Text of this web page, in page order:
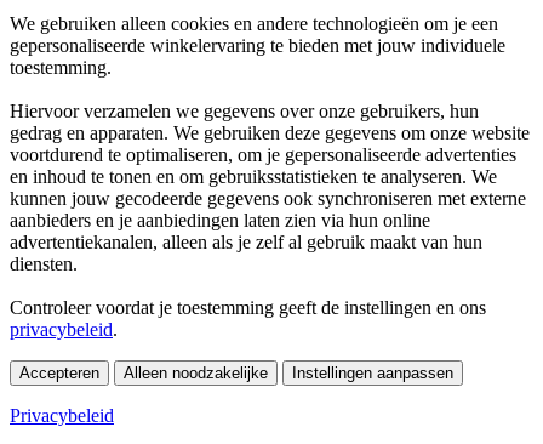
We gebruiken alleen cookies en andere technologieën om je een
gepersonaliseerde winkelervaring te bieden met jouw individuele
toestemming.
Hiervoor verzamelen we gegevens over onze gebruikers, hun
gedrag en apparaten. We gebruiken deze gegevens om onze website
voortdurend te optimaliseren, om je gepersonaliseerde advertenties
en inhoud te tonen en om gebruiksstatistieken te analyseren. We
kunnen jouw gecodeerde gegevens ook synchroniseren met externe
aanbieders en je aanbiedingen laten zien via hun online
advertentiekanalen, alleen als je zelf al gebruik maakt van hun
diensten.
Controleer voordat je toestemming geeft de instellingen en ons
privacybeleid.
Accepteren Alleen noodzakelijke Instellingen aanpassen
Privacybeleid